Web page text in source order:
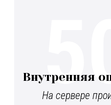
Внутренняя
На сервере